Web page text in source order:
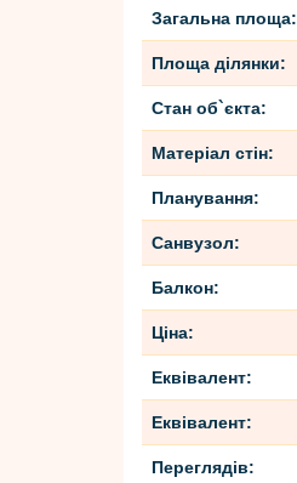
Загальна площа:
Площа ділянки:
Стан об`єкта:
Матеріал стін:
Планування:
Санвузол:
Балкон:
Ціна:
Еквівалент:
Еквівалент:
Переглядів: